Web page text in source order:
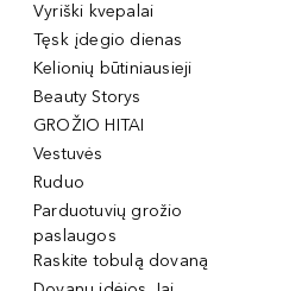
Vyriški kvepalai
Tęsk įdegio dienas
Kelionių būtiniausieji
Beauty Storys
GROŽIO HITAI
Vestuvės
Ruduo
Parduotuvių grožio
paslaugos
Raskite tobulą dovaną